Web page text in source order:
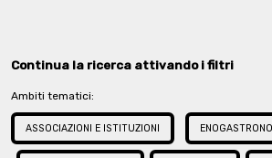
Continua la ricerca attivando i filtri
Ambiti tematici:
ASSOCIAZIONI E ISTITUZIONI